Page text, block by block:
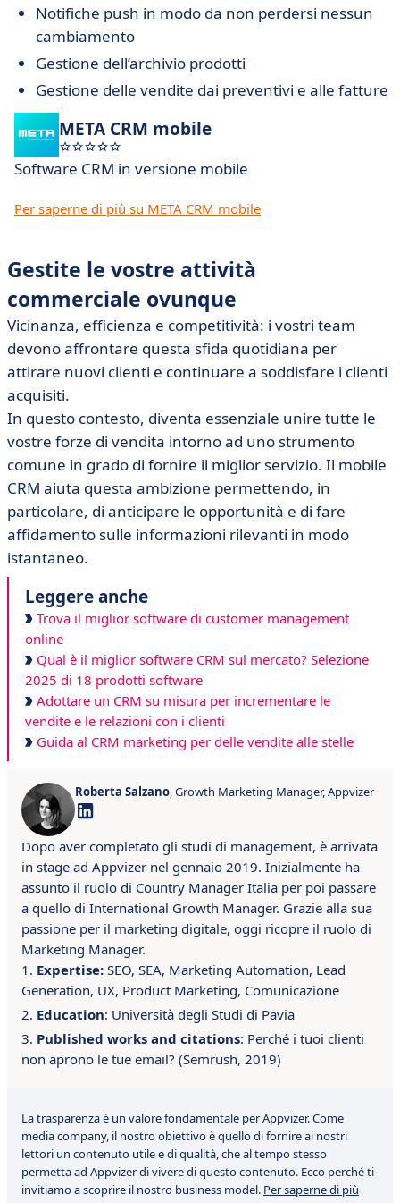
Notifiche push in modo da non perdersi nessun
cambiamento
Gestione dell’archivio prodotti
Gestione delle vendite dai preventivi e alle fatture
META CRM mobile
Software CRM in versione mobile
Per saperne di più su META CRM mobile
Gestite le vostre attività
commerciale ovunque
Vicinanza, efficienza e competitività: i vostri team
devono affrontare questa sfida quotidiana per
attirare nuovi clienti e continuare a soddisfare i clienti
acquisiti.
In questo contesto, diventa essenziale unire tutte le
vostre forze di vendita intorno ad uno strumento
comune in grado di fornire il miglior servizio. Il mobile
CRM aiuta questa ambizione permettendo, in
particolare, di anticipare le opportunità e di fare
affidamento sulle informazioni rilevanti in modo
istantaneo.
Leggere anche
Trova il miglior software di customer management
online
Qual è il miglior software CRM sul mercato? Selezione
2025 di 18 prodotti software
Adottare un CRM su misura per incrementare le
vendite e le relazioni con i clienti
Guida al CRM marketing per delle vendite alle stelle
Roberta Salzano, Growth Marketing Manager, Appvizer
Dopo aver completato gli studi di management, è arrivata
in stage ad Appvizer nel gennaio 2019. Inizialmente ha
assunto il ruolo di Country Manager Italia per poi passare
a quello di International Growth Manager. Grazie alla sua
passione per il marketing digitale, oggi ricopre il ruolo di
Marketing Manager.
Expertise: SEO, SEA, Marketing Automation, Lead
Generation, UX, Product Marketing, Comunicazione
Education: Università degli Studi di Pavia
Published works and citations: Perché i tuoi clienti
non aprono le tue email? (Semrush, 2019)
La trasparenza è un valore fondamentale per Appvizer. Come
media company, il nostro obiettivo è quello di fornire ai nostri
lettori un contenuto utile e di qualità, che al tempo stesso
permetta ad Appvizer di vivere di questo contenuto. Ecco perché ti
invitiamo a scoprire il nostro business model. Per saperne di più